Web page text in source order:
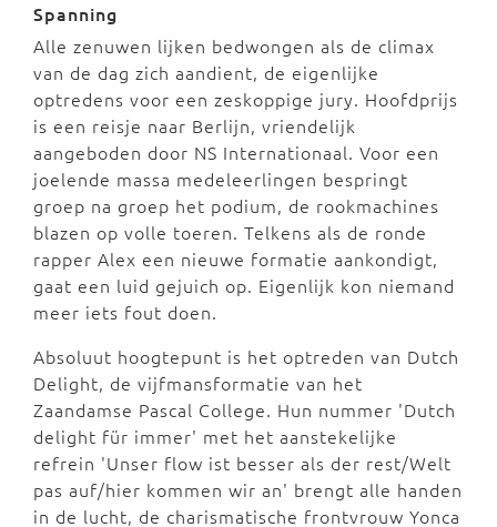
Spanning
Alle zenuwen lijken bedwongen als de climax
van de dag zich aandient, de eigenlijke
optredens voor een zeskoppige jury. Hoofdprijs
is een reisje naar Berlijn, vriendelijk
aangeboden door NS Internationaal. Voor een
joelende massa medeleerlingen bespringt
groep na groep het podium, de rookmachines
blazen op volle toeren. Telkens als de ronde
rapper Alex een nieuwe formatie aankondigt,
gaat een luid gejuich op. Eigenlijk kon niemand
meer iets fout doen.
Absoluut hoogtepunt is het optreden van Dutch
Delight, de vijfmansformatie van het
Zaandamse Pascal College. Hun nummer 'Dutch
delight für immer' met het aanstekelijke
refrein 'Unser flow ist besser als der rest/Welt
pas auf/hier kommen wir an' brengt alle handen
in de lucht, de charismatische frontvrouw Yonca